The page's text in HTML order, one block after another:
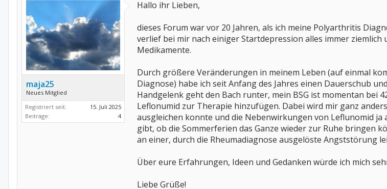
maja25
Neues Mitglied
Registriert seit:
15. Juli 2025
Beiträge:
4
Hallo ihr Lieben,
dieses Forum war vor 20 Jahren, als ich meine Polyarthritis
verlief bei mir nach einiger Startdepression alles immer
Medikamente.
Durch größere Veränderungen in meinem Leben (auf einmal
Diagnose) habe ich seit Anfang des Jahres einen Dauerschub
Handgelenk geht den Bach runter, mein BSG ist momentan bei
Leflonumid zur Therapie hinzufügen. Dabei wird mir ganz
ausgleichen konnte und die Nebenwirkungen von Leflunomid
gibt, ob die Sommerferien das Ganze wieder zur Ruhe bringen
an einer, durch die Rheumadiagnose ausgelöste Angststörung
Über eure Erfahrungen, Ideen und Gedanken würde ich mich
Liebe Grüße!